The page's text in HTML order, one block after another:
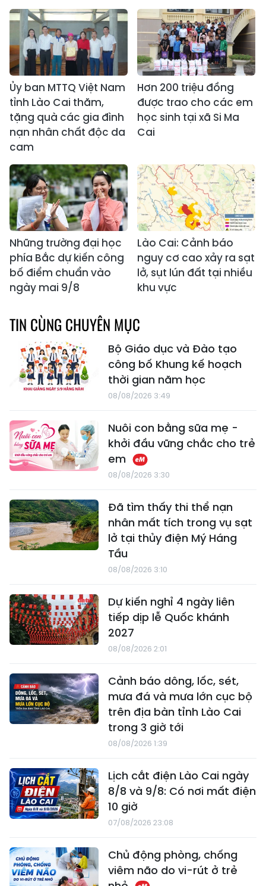
Ủy ban MTTQ Việt Nam
tỉnh Lào Cai thăm,
tặng quà các gia đình
nạn nhân chất độc da
cam
Hơn 200 triệu đồng
được trao cho các em
học sinh tại xã Si Ma
Cai
Những trường đại học
phía Bắc dự kiến công
bố điểm chuẩn vào
ngày mai 9/8
Lào Cai: Cảnh báo
nguy cơ cao xảy ra sạt
lở, sụt lún đất tại nhiều
khu vực
TIN CÙNG CHUYÊN MỤC
Bộ Giáo dục và Đào tạo
công bố Khung kế hoạch
thời gian năm học
08/08/2026 3:49
Nuôi con bằng sữa mẹ -
khởi đầu vững chắc cho trẻ
em
08/08/2026 3:30
Đã tìm thấy thi thể nạn
nhân mất tích trong vụ sạt
lở tại thủy điện Mý Háng
Tầu
08/08/2026 3:10
Dự kiến nghỉ 4 ngày liên
tiếp dịp lễ Quốc khánh
2027
08/08/2026 2:01
Cảnh báo dông, lốc, sét,
mưa đá và mưa lớn cục bộ
trên địa bàn tỉnh Lào Cai
trong 3 giờ tới
08/08/2026 1:39
Lịch cắt điện Lào Cai ngày
8/8 và 9/8: Có nơi mất điện
10 giờ
07/08/2026 23:08
Chủ động phòng, chống
viêm não do vi-rút ở trẻ